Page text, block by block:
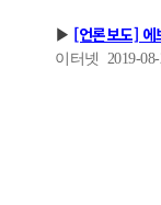
▶ [언론보도] 에
이터넷 2019-08-